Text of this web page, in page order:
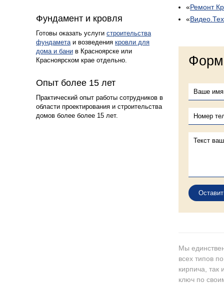
Фундамент и кровля
Готовы оказать услуги строительства
фундаметаи возведения кровли для
дома и бани в Красноярске или
Красноярском крае отдельно.
Опыт более 15 лет
Практический опыт работы сотрудников в
области проектирования и строительства
домов более более 15 лет.
«Ремонт
«
Мы
всех типов
кирпича,
ключ по